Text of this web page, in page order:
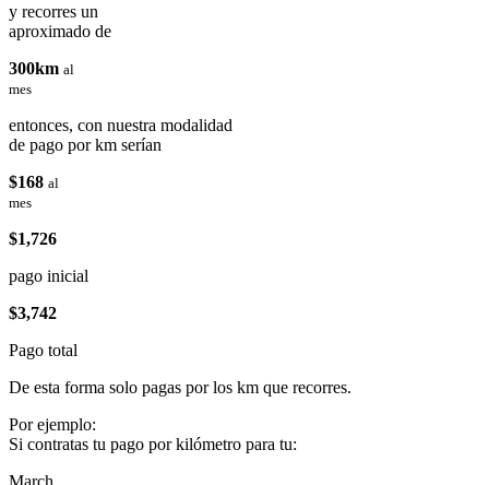
y recorres un
aproximado de
300km al
mes
entonces, con nuestra modalidad
de pago por km serían
$168 al
mes
$1,726
pago inicial
$3,742
Pago total
De esta forma solo pagas por los km que recorres.
Por ejemplo:
Si contratas tu pago por kilómetro para tu:
March